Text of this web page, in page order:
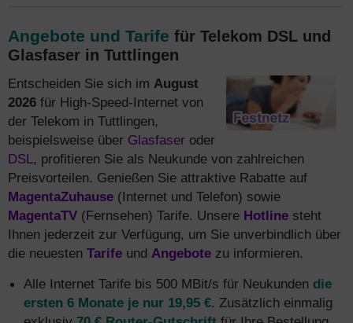
Angebote und Tarife für Telekom DSL und
Glasfaser in Tuttlingen
Entscheiden Sie sich im August
2026 für High-Speed-Internet von
der Telekom in Tuttlingen,
beispielsweise über Glasfaser oder
DSL, profitieren Sie als Neukunde von zahlreichen
Preisvorteilen. Genießen Sie attraktive Rabatte auf
MagentaZuhause (Internet und Telefon) sowie
MagentaTV (Fernsehen) Tarife. Unsere Hotline steht
Ihnen jederzeit zur Verfügung, um Sie unverbindlich über
die neuesten Tarife und Angebote zu informieren.
Alle Internet Tarife bis 500 MBit/s für Neukunden die
ersten 6 Monate je nur 19,95 €. Zusätzlich einmalig